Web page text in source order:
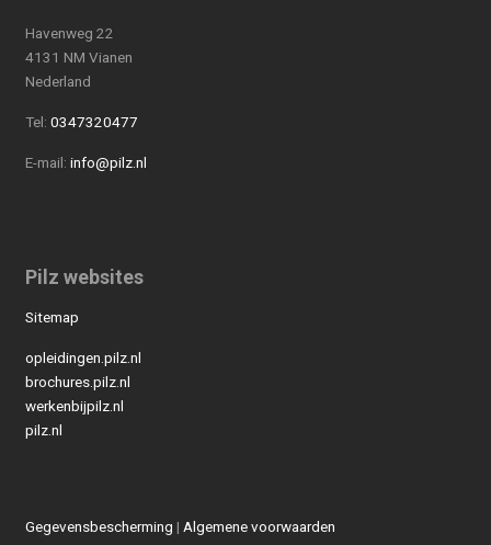
Havenweg 22
4131 NM Vianen
Nederland
Tel: 0347320477
E-mail: info@pilz.nl
Pilz websites
Sitemap
opleidingen.pilz.nl
brochures.pilz.nl
werkenbijpilz.nl
pilz.nl
Gegevensbescherming | Algemene voorwaarden